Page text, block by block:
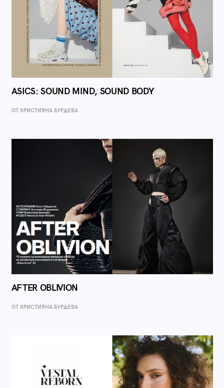
ASICS: SOUND MIND, SOUND BODY
ОТ КРИСТИЯНА БУРДЕВА
AFTER OBLIVION
ОТ КРИСТИЯНА БУРДЕВА